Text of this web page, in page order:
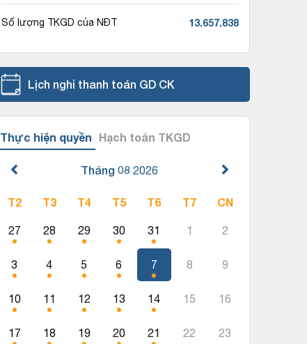
Số lượng TKGD của NĐT 13.657.838
Lịch nghỉ thanh toán GD CK
Thực hiện quyền Hạch toán TKGD
Tháng 08 2026
T2 T3 T4 T5 T6 T7 CN
27 28 29 30 31 1 2
3 4 5 6 7 8 9
10 11 12 13 14 15 16
17 18 19 20 21 22 23